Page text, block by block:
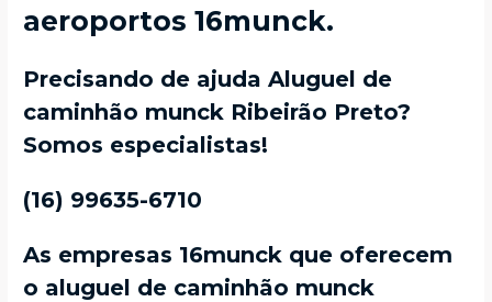
aeroportos 16munck.
Precisando de ajuda Aluguel de
caminhão munck Ribeirão Preto?
Somos especialistas!
(16) 99635-6710
As empresas 16munck que oferecem
o aluguel de caminhão munck